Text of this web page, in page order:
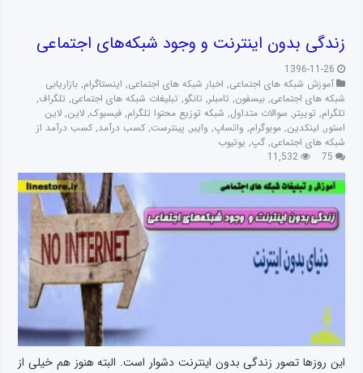
زندگی بدون اینترنت و وجود شبکه‌های اجتماعی
1396-11-26
آموزش شبکه های اجتماعی, اخبار شبکه های اجتماعی, اینستاگرام, بازاریابی
شبکه های اجتماعی, بیسفون, تامبلر, تانگو, تبلیغات شبکه های اجتماعی, تلگراف,
تلگرام, توییتر, سوالات متداول, شبکه توزیع محتوا تلگرام, فیسبوک, لاین, لاین
استور, لینکدین, موبوگرام, واتساپ, وایبر, پینترست, کسب درآمد, کسب درآمد از
شبکه های اجتماعی, گپ, یوتیوب
75
11,532
این روزها تصور زندگی بدون اینترنت دشوار است. البته هنوز هم خیلی از